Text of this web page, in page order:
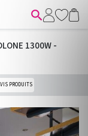

1300W -
PRODUITS